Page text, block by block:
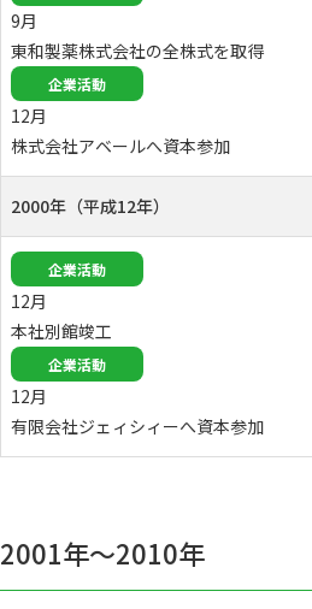
9月
東和製薬株式会社の全株式を取得
企業活動
12月
株式会社アベールへ資本参加
2000年（平成12年）
企業活動
12月
本社別館竣工
企業活動
12月
有限会社ジェィシィーへ資本参加
2001年〜2010年